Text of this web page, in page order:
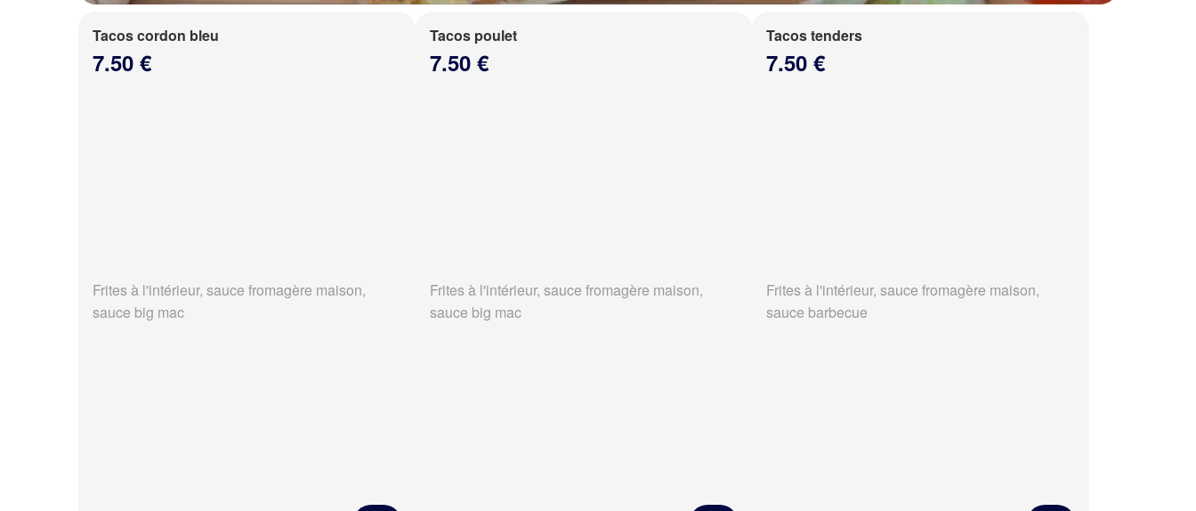
Tacos cordon bleu
7.50 €
Frites à l'intérieur, sauce fromagère maison,
sauce big mac
Tacos poulet
7.50 €
Frites à l'intérieur, sauce fromagère maison,
sauce big mac
Tacos tenders
7.50 €
Frites à l'intérieur, sauce fromagère maison,
sauce barbecue